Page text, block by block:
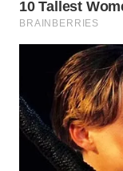
WN
TANGERANG
BINJAI
WN
CIREBON